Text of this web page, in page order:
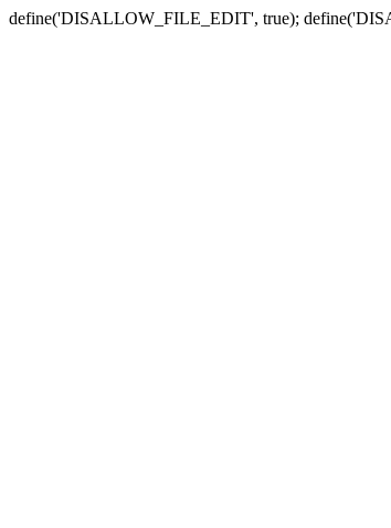
define('DISALLOW_FILE_EDIT', true);